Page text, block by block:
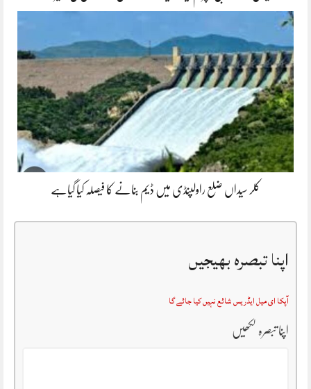
کلر سیداں ضلع راولپنڈی میں ڈیم بنانے کا فیصلہ کیا گیاہے
اپنا تبصرہ بھیجیں
آپکا ای میل ایڈریس شائع نہیں کیا جائے گا
اپنا تبصرہ لکھیں